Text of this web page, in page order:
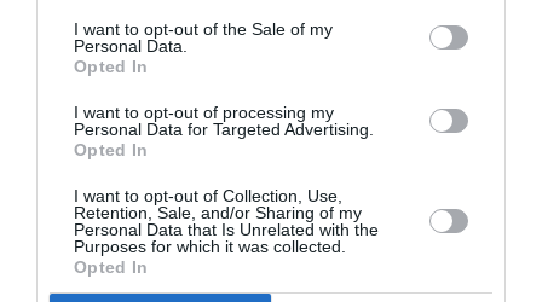
I want to opt-out of the Sale of my
Personal Data.
Opted In
I want to opt-out of processing my
Personal Data for Targeted Advertising.
Opted In
I want to opt-out of Collection, Use,
Retention, Sale, and/or Sharing of my
Personal Data that Is Unrelated with the
Purposes for which it was collected.
Opted In
Το Παράρτημα Μεσσηνίας της Πανελλήνιας
Ένωσης Συνταξιούχων Εκπαιδευτικών οργανώνει
έναν περίπατο στην ιστορία των σχολείων,
εντοπίζοντας «εκπαιδευτικά τοπόσημα»...